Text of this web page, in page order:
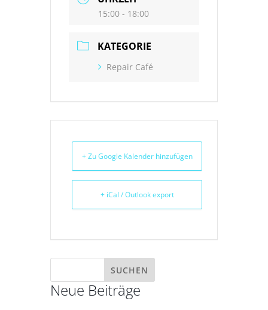
15:00 - 18:00
KATEGORIE
Repair Café
+ Zu Google Kalender hinzufügen
+ iCal / Outlook export
Neue Beiträge